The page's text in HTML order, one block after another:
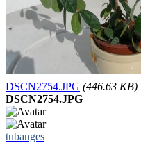
DSCN2754.JPG (446.63 KB)
DSCN2754.JPG
tubanges